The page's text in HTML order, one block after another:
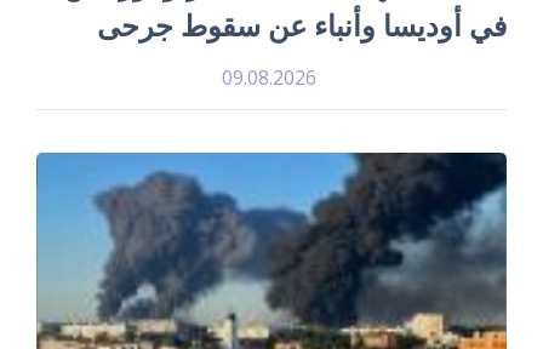
في أوديسا وأنباء عن سقوط جرحى
09.08.2026